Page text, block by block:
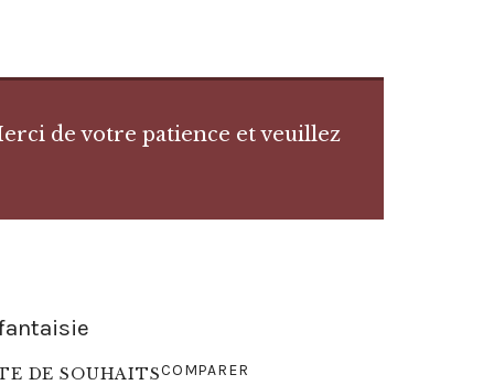
de votre patience et veuillez
DE SOUHAITSCOMPARER